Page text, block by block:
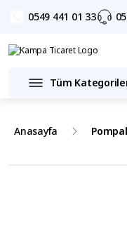
0549 441 01 33
Tüm
Anasayfa